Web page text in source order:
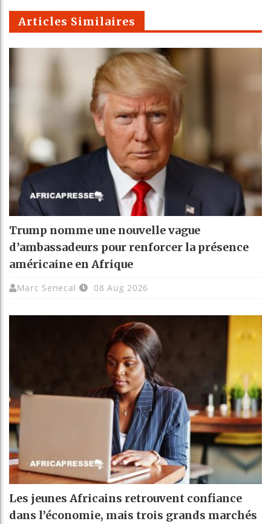
m
Articles Similaires
Trump nomme une nouvelle vague
d’ambassadeurs pour renforcer la présence
américaine en Afrique
Marc Senecal 08 Aug 2026
Les jeunes Africains retrouvent confiance
dans l’économie, mais trois grands marchés